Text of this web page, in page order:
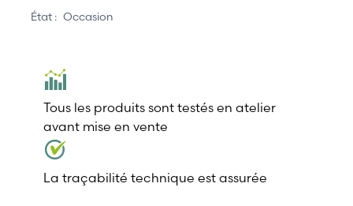
État : Occasion
Tous les produits sont testés en atelier
avant mise en vente
La traçabilité technique est assurée